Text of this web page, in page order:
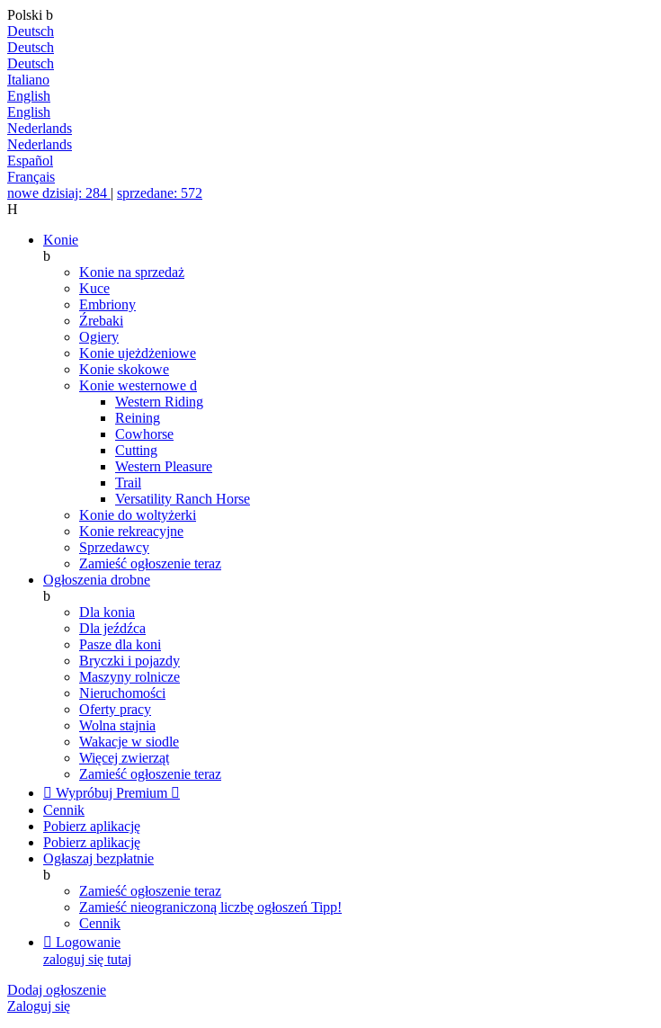
Polski b
Deutsch
Deutsch
Deutsch
Italiano
English
English
Nederlands
Nederlands
Español
Français
nowe dzisiaj: 284 | sprzedane: 572
H
Konie
b
Konie na sprzedaż
Kuce
Embriony
Źrebaki
Ogiery
Konie ujeżdżeniowe
Konie skokowe
Konie westernowe d
Western Riding
Reining
Cowhorse
Cutting
Western Pleasure
Trail
Versatility Ranch Horse
Konie do woltyżerki
Konie rekreacyjne
Sprzedawcy
Zamieść ogłoszenie teraz
Ogłoszenia drobne
b
Dla konia
Dla jeźdźca
Pasze dla koni
Bryczki i pojazdy
Maszyny rolnicze
Nieruchomości
Oferty pracy
Wolna stajnia
Wakacje w siodle
Więcej zwierząt
Zamieść ogłoszenie teraz
 Wypróbuj Premium 
Cennik
Pobierz aplikację
Pobierz aplikację
Ogłaszaj bezpłatnie
b
Zamieść ogłoszenie teraz
Zamieść nieograniczoną liczbę ogłoszeń Tipp!
Cennik
 Logowanie
zaloguj się tutaj
Dodaj ogłoszenie
Zaloguj się